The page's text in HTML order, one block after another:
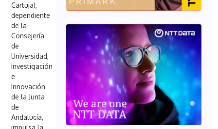
Cartuja),
dependiente
de la
Consejería
de
Universidad,
Investigación
e
Innovación
de la Junta
de
Andalucía,